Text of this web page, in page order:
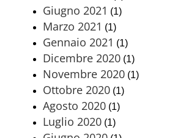
Giugno 2021 (1)
Marzo 2021 (1)
Gennaio 2021 (1)
Dicembre 2020 (1)
Novembre 2020 (1)
Ottobre 2020 (1)
Agosto 2020 (1)
Luglio 2020 (1)